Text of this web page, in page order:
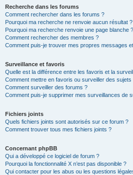
Recherche dans les forums
Comment rechercher dans les forums ?
Pourquoi ma recherche ne renvoie aucun résultat ?
Pourquoi ma recherche renvoie une page blanche
Comment rechercher des membres ?
Comment puis-je trouver mes propres messages
Surveillance et favoris
Quelle est la différence entre les favoris et la
Comment mettre en favoris ou surveiller des sujets
Comment surveiller des forums ?
Comment puis-je supprimer mes surveillances de
Fichiers joints
Quels fichiers joints sont autorisés sur ce forum ?
Comment trouver tous mes fichiers joints ?
Concernant phpBB
Qui a développé ce logiciel de forum ?
Pourquoi la fonctionnalité X n’est pas disponible ?
Qui contacter pour les abus ou les questions